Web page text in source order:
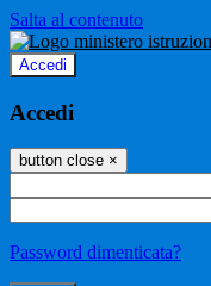
Salta al contenuto
Accedi
Accedi
button close ×
Password dimenticata?